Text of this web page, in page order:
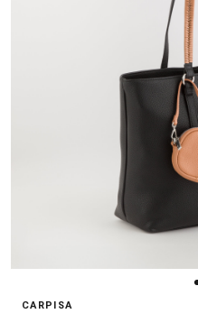
CARPISA